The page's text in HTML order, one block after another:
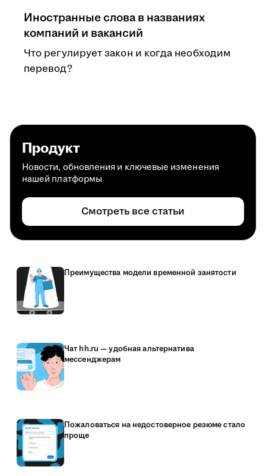
Иностранные слова в названиях
компаний и вакансий
Что регулирует закон и когда необходим
перевод?
Продукт
Новости, обновления и ключевые изменения
нашей платформы
Смотреть все статьи
Преимущества модели временной занятости
Чат hh.ru — удобная альтернатива
мессенджерам
Пожаловаться на недостоверное резюме стало
проще